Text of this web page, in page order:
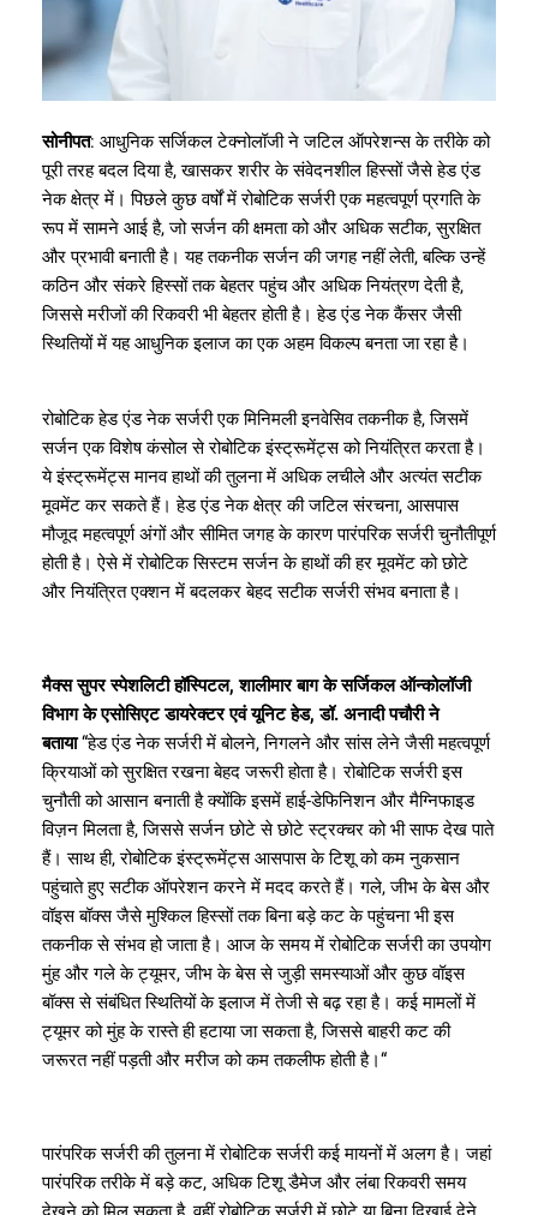
सोनीपत: आधुनिक सर्जिकल टेक्नोलॉजी ने जटिल ऑपरेशन्स के तरीके को
पूरी तरह बदल दिया है, खासकर शरीर के संवेदनशील हिस्सों जैसे हेड एंड
नेक क्षेत्र में। पिछले कुछ वर्षों में रोबोटिक सर्जरी एक महत्वपूर्ण प्रगति के
रूप में सामने आई है, जो सर्जन की क्षमता को और अधिक सटीक, सुरक्षित
और प्रभावी बनाती है। यह तकनीक सर्जन की जगह नहीं लेती, बल्कि उन्हें
कठिन और संकरे हिस्सों तक बेहतर पहुंच और अधिक नियंत्रण देती है,
जिससे मरीजों की रिकवरी भी बेहतर होती है। हेड एंड नेक कैंसर जैसी
स्थितियों में यह आधुनिक इलाज का एक अहम विकल्प बनता जा रहा है।
रोबोटिक हेड एंड नेक सर्जरी एक मिनिमली इनवेसिव तकनीक है, जिसमें
सर्जन एक विशेष कंसोल से रोबोटिक इंस्ट्रूमेंट्स को नियंत्रित करता है।
ये इंस्ट्रूमेंट्स मानव हाथों की तुलना में अधिक लचीले और अत्यंत सटीक
मूवमेंट कर सकते हैं। हेड एंड नेक क्षेत्र की जटिल संरचना, आसपास
मौजूद महत्वपूर्ण अंगों और सीमित जगह के कारण पारंपरिक सर्जरी चुनौतीपूर्ण
होती है। ऐसे में रोबोटिक सिस्टम सर्जन के हाथों की हर मूवमेंट को छोटे
और नियंत्रित एक्शन में बदलकर बेहद सटीक सर्जरी संभव बनाता है।
मैक्स सुपर स्पेशलिटी हॉस्पिटल, शालीमार बाग के सर्जिकल ऑन्कोलॉजी
विभाग के एसोसिएट डायरेक्टर एवं यूनिट हेड, डॉ. अनादी पचौरी ने
बताया“हेड एंड नेक सर्जरी में बोलने, निगलने और सांस लेने जैसी महत्वपूर्ण
क्रियाओं को सुरक्षित रखना बेहद जरूरी होता है। रोबोटिक सर्जरी इस
चुनौती को आसान बनाती है क्योंकि इसमें हाई-डेफिनिशन और मैग्निफाइड
विज़न मिलता है, जिससे सर्जन छोटे से छोटे स्ट्रक्चर को भी साफ देख पाते
हैं। साथ ही, रोबोटिक इंस्ट्रूमेंट्स आसपास के टिशू को कम नुकसान
पहुंचाते हुए सटीक ऑपरेशन करने में मदद करते हैं। गले, जीभ के बेस और
वॉइस बॉक्स जैसे मुश्किल हिस्सों तक बिना बड़े कट के पहुंचना भी इस
तकनीक से संभव हो जाता है। आज के समय में रोबोटिक सर्जरी का उपयोग
मुंह और गले के ट्यूमर, जीभ के बेस से जुड़ी समस्याओं और कुछ वॉइस
बॉक्स से संबंधित स्थितियों के इलाज में तेजी से बढ़ रहा है। कई मामलों में
ट्यूमर को मुंह के रास्ते ही हटाया जा सकता है, जिससे बाहरी कट की
जरूरत नहीं पड़ती और मरीज को कम तकलीफ होती है।“
पारंपरिक सर्जरी की तुलना में रोबोटिक सर्जरी कई मायनों में अलग है। जहां
पारंपरिक तरीके में बड़े कट, अधिक टिशू डैमेज और लंबा रिकवरी समय